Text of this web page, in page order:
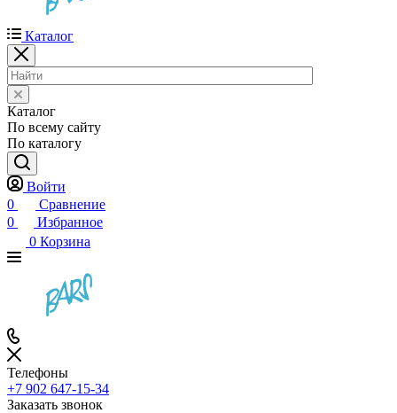
Каталог
Каталог
По всему сайту
По каталогу
Войти
0
Сравнение
0
Избранное
0 Корзина
Телефоны
+7 902 647-15-34
Заказать звонок